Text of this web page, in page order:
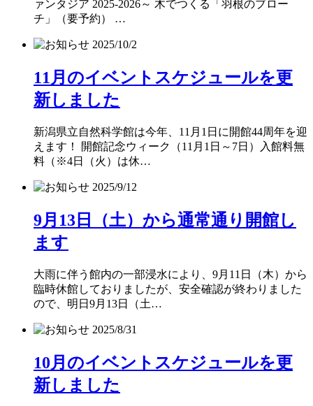
ァンタジア 2025-2026～ 木でつくる「羽根のブロー
チ」（要予約） …
2025/10/2
11月のイベントスケジュールを更
新しました
新潟県立自然科学館は今年、11月1日に開館44周年を迎
えます！ 開館記念ウィーク（11月1日～7日）入館料無
料（※4日（火）は休…
2025/9/12
9月13日（土）から通常通り開館し
ます
大雨に伴う館内の一部浸水により、9月11日（木）から
臨時休館しておりましたが、安全確認が終わりました
ので、明日9月13日（土…
2025/8/31
10月のイベントスケジュールを更
新しました